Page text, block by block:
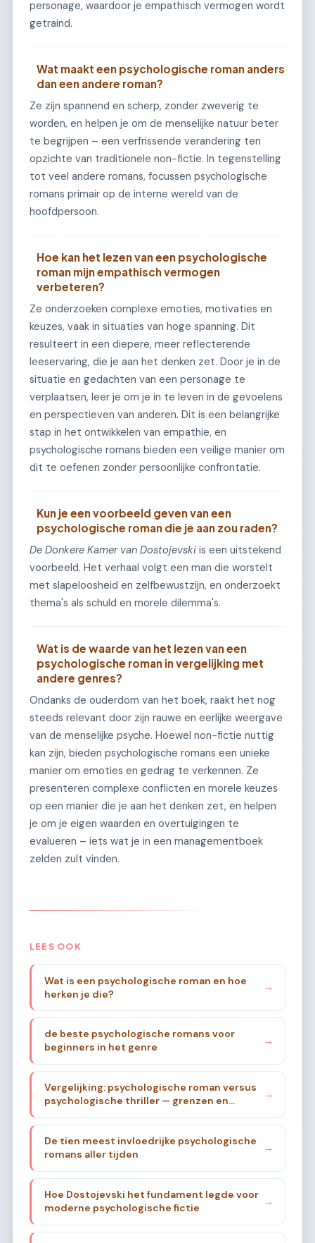
personage, waardoor je empathisch vermogen wordt
getraind.
Wat maakt een psychologische roman anders
dan een andere roman?
Ze zijn spannend en scherp, zonder zweverig te
worden, en helpen je om de menselijke natuur beter
te begrijpen – een verfrissende verandering ten
opzichte van traditionele non-fictie. In tegenstelling
tot veel andere romans, focussen psychologische
romans primair op de interne wereld van de
hoofdpersoon.
Hoe kan het lezen van een psychologische
roman mijn empathisch vermogen
verbeteren?
Ze onderzoeken complexe emoties, motivaties en
keuzes, vaak in situaties van hoge spanning. Dit
resulteert in een diepere, meer reflecterende
leeservaring, die je aan het denken zet. Door je in de
situatie en gedachten van een personage te
verplaatsen, leer je om je in te leven in de gevoelens
en perspectieven van anderen. Dit is een belangrijke
stap in het ontwikkelen van empathie, en
psychologische romans bieden een veilige manier om
dit te oefenen zonder persoonlijke confrontatie.
Kun je een voorbeeld geven van een
psychologische roman die je aan zou raden?
De Donkere Kamer van Dostojevski is een uitstekend
voorbeeld. Het verhaal volgt een man die worstelt
met slapeloosheid en zelfbewustzijn, en onderzoekt
thema's als schuld en morele dilemma's.
Wat is de waarde van het lezen van een
psychologische roman in vergelijking met
andere genres?
Ondanks de ouderdom van het boek, raakt het nog
steeds relevant door zijn rauwe en eerlijke weergave
van de menselijke psyche. Hoewel non-fictie nuttig
kan zijn, bieden psychologische romans een unieke
manier om emoties en gedrag te verkennen. Ze
presenteren complexe conflicten en morele keuzes
op een manier die je aan het denken zet, en helpen
je om je eigen waarden en overtuigingen te
evalueren – iets wat je in een managementboek
zelden zult vinden.
LEES OOK
Wat is een psychologische roman en hoe
herken je die?
→
de beste psychologische romans voor
beginners in het genre
→
Vergelijking: psychologische roman versus
psychologische thriller — grenzen en
→
De tien meest invloedrijke psychologische
romans aller tijden
→
Hoe Dostojevski het fundament legde voor
moderne psychologische fictie
→